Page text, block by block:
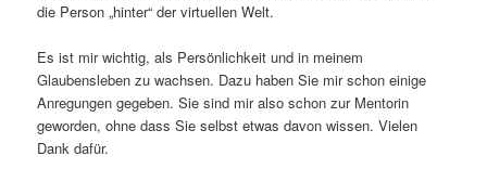
die Person „hinter“ der virtuellen Welt.
Es ist mir wichtig, als Persönlichkeit und in meinem
Glaubensleben zu wachsen. Dazu haben Sie mir schon einige
Anregungen gegeben. Sie sind mir also schon zur Mentorin
geworden, ohne dass Sie selbst etwas davon wissen. Vielen
Dank dafür.